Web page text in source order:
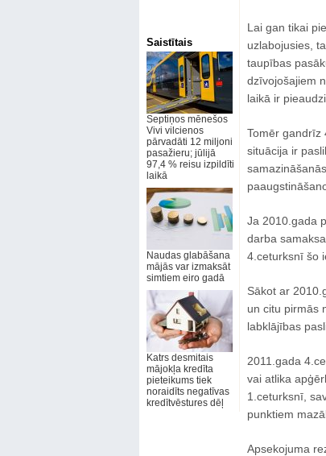
Saistītais
Septiņos mēnešos
Vivi vilcienos
pārvadāti 12 miljoni
pasažieru; jūlijā
97,4 % reisu izpildīti
laikā
Naudas glabāšana
mājās var izmaksāt
simtiem eiro gadā
Katrs desmitais
mājokļa kredīta
pieteikums tiek
noraidīts negatīvas
kredītvēstures dēļ
Lai gan tikai
uzlabojusies,
taupības
dzīvojošajiem
laikā ir
Tomēr gandrīz
situācija ir
Ja 2010.gada
darba
4.ceturksnī šo
Sākot ar
un citu pirmās
labklājības
2011.gada
vai atlika
1.ceturksnī,
punktiem
Apsekojuma